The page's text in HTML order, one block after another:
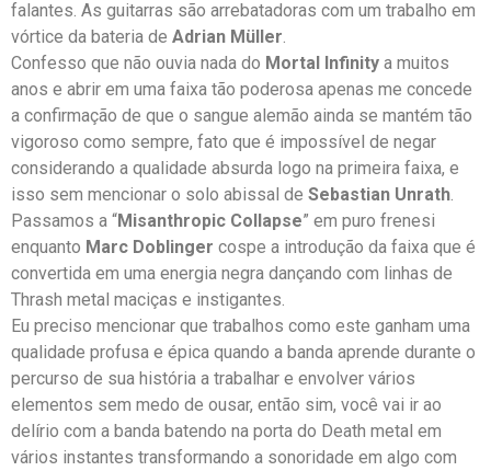
falantes. As guitarras são arrebatadoras com um trabalho em
vórtice da bateria de Adrian Müller.
Confesso que não ouvia nada do Mortal Infinity a muitos
anos e abrir em uma faixa tão poderosa apenas me concede
a confirmação de que o sangue alemão ainda se mantém tão
vigoroso como sempre, fato que é impossível de negar
considerando a qualidade absurda logo na primeira faixa, e
isso sem mencionar o solo abissal de Sebastian Unrath.
Passamos a “Misanthropic Collapse” em puro frenesi
enquanto Marc Doblinger cospe a introdução da faixa que é
convertida em uma energia negra dançando com linhas de
Thrash metal maciças e instigantes.
Eu preciso mencionar que trabalhos como este ganham uma
qualidade profusa e épica quando a banda aprende durante o
percurso de sua história a trabalhar e envolver vários
elementos sem medo de ousar, então sim, você vai ir ao
delírio com a banda batendo na porta do Death metal em
vários instantes transformando a sonoridade em algo com